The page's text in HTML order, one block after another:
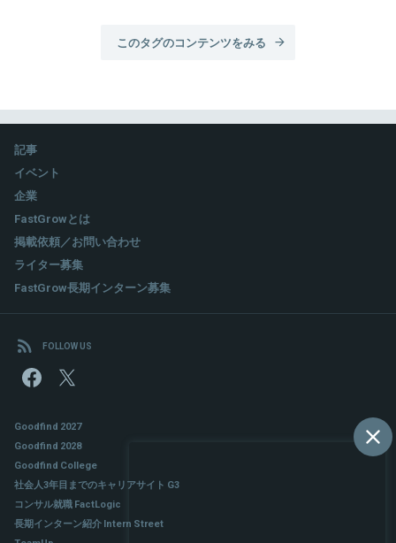
このタグのコンテンツをみる
記事
イベント
企業
FastGrowとは
掲載依頼／お問い合わせ
ライター募集
FastGrow長期インターン募集
FOLLOW US
Goodfind 2027
Goodfind 2028
Goodfind College
社会人3年目までのキャリアサイト G3
コンサル就職 FactLogic
長期インターン紹介 Intern Street